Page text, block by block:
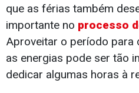
que as férias também
importante no processo
Aproveitar o período para
as energias pode ser tão
dedicar algumas horas à